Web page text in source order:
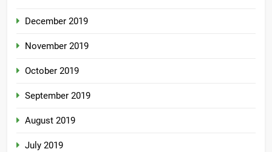
December 2019
November 2019
October 2019
September 2019
August 2019
July 2019